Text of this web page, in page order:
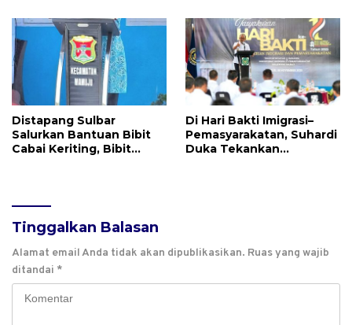
Distapang Sulbar
Salurkan Bantuan Bibit
Cabai Keriting, Bibit
Di Hari Bakti Imigrasi–
Pemasyarakatan, Suhardi
Duka Tekankan
Tinggalkan Balasan
Alamat email Anda tidak akan dipublikasikan. Ruas yang wajib
ditandai *